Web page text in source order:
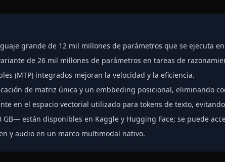
grande de 12 mil millones de parámetros que se ejecuta
de 26 mil millones de parámetros en tareas de
(MTP) integrados mejoran la velocidad y la eficiencia.
de matriz única y un embbeding posicional, eliminando
en el espacio vectorial utilizado para tokens de texto,
están disponibles en Kaggle y Hugging Face; se puede
y audio en un marco multimodal nativo.